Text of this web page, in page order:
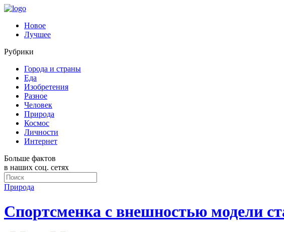
Новое
Лучшее
Рубрики
Города и страны
Еда
Изобретения
Разное
Человек
Природа
Космос
Личности
Интернет
Больше фактов
в наших соц. сетях
Природа
Спортсменка с внешностью модели